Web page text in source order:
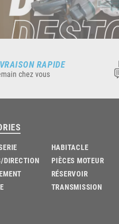
RAPIDE
chez vous
DIRECTION
HABITACLE
PIÈCES MOTEUR
RÉSERVOIR
TRANSMISSION